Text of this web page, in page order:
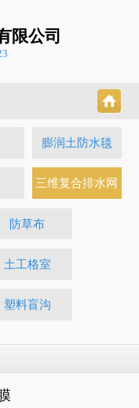
限公司
膨润土防水毯
三维复合排水网
防草布
土工格室
塑料盲沟